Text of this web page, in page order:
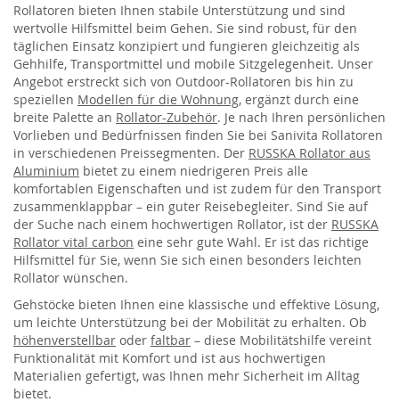
Rollatoren bieten Ihnen stabile Unterstützung und sind
wertvolle Hilfsmittel beim Gehen. Sie sind robust, für den
täglichen Einsatz konzipiert und fungieren gleichzeitig als
Gehhilfe, Transportmittel und mobile Sitzgelegenheit. Unser
Angebot erstreckt sich von Outdoor-Rollatoren bis hin zu
speziellen Modellen für die Wohnung, ergänzt durch eine
breite Palette an Rollator-Zubehör. Je nach Ihren persönlichen
Vorlieben und Bedürfnissen finden Sie bei Sanivita Rollatoren
in verschiedenen Preissegmenten. Der RUSSKA Rollator aus
Aluminium bietet zu einem niedrigeren Preis alle
komfortablen Eigenschaften und ist zudem für den Transport
zusammenklappbar – ein guter Reisebegleiter. Sind Sie auf
der Suche nach einem hochwertigen Rollator, ist der RUSSKA
Rollator vital carbon eine sehr gute Wahl. Er ist das richtige
Hilfsmittel für Sie, wenn Sie sich einen besonders leichten
Rollator wünschen.
Gehstöcke bieten Ihnen eine klassische und effektive Lösung,
um leichte Unterstützung bei der Mobilität zu erhalten. Ob
höhenverstellbar oder faltbar – diese Mobilitätshilfe vereint
Funktionalität mit Komfort und ist aus hochwertigen
Materialien gefertigt, was Ihnen mehr Sicherheit im Alltag
bietet.